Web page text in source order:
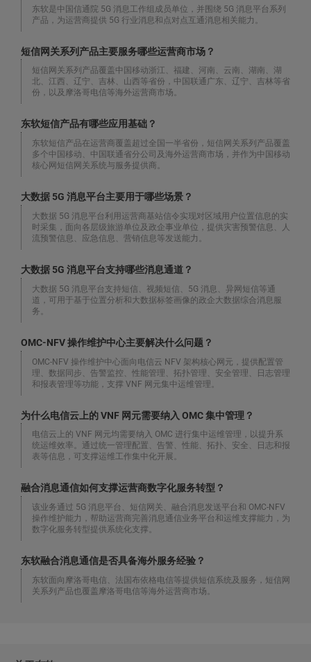
东软是中国信通院 5G 消息工作组成员单位，并围绕 5G 消息平台系列
产品，为运营商提供 5G 行业消息和点对点互通消息相关能力。
短信网关系列产品主要服务哪些运营商市场？
短信网关系列产品覆盖中国移动浙江、福建、河南、云南、湖南、湖
北、江西、辽宁、吉林、山西等省份，中国联通广东、辽宁、吉林等省
份，以及摩洛哥电信等海外运营商市场。
东软短信产品有哪些应用基础？
东软短信产品在运营商覆盖超过全国一半省份，短信网关系列产品覆盖
多个中国移动、中国联通省分公司及海外运营商市场，并作为中国移动
核心网短信网关系统与服务提供商。
大数据 5G 消息平台主要用于哪些场景？
大数据 5G 消息平台利用运营商基站信令实现对区域用户位置信息的实
时采集，面向各层级旅游单位及政企事业单位，提供灾害预警信息、人
流预警信息、应急信息、营销信息等发送能力。
大数据 5G 消息平台支持哪些消息通道？
大数据 5G 消息平台支持短信、视频短信、5G 消息、异网短信等通
道，可用于基于位置分析和大数据标签画像的政企大数据综合消息服
务。
OMC-NFV 操作维护中心主要解决什么问题？
OMC-NFV 操作维护中心面向电信云 NFV 架构核心网元，提供配置管
理、数据同步、告警监控、性能管理、拓扑管理、安全管理、日志管理
和报表管理等功能，支撑 VNF 网元集中运维管理。
为什么电信云上的 VNF 网元需要纳入 OMC 集中管理？
电信云上的 VNF 网元均需要纳入 OMC 进行集中运维管理，以提升系
统运维效率。通过统一管理配置、告警、性能、拓扑、安全、日志和报
表等信息，可支撑运维工作集中化开展。
融合消息通信如何支撑运营商数字化服务转型？
该业务通过 5G 消息平台、短信网关、融合消息发送平台和 OMC-NFV
操作维护能力，帮助运营商完善消息通信业务平台和运维支撑能力，为
数字化服务转型提供系统化支撑。
东软融合消息通信是否具备海外服务经验？
东软面向摩洛哥电信、法国布依格电信等提供短信系统及服务，短信网
关系列产品也覆盖摩洛哥电信等海外运营商市场。